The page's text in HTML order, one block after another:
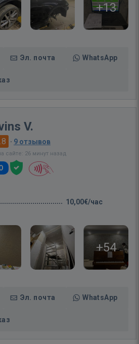
+13
Эл. почта WhatsApp
V.
· 9 отзывов
сайте: 26 минут назад
10,00€/час
+54
Эл. почта WhatsApp